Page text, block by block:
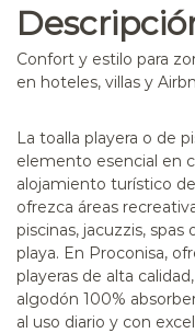
Confort y estilo para
en hoteles, villas y
La toalla playera o de
elemento esencial en
alojamiento turístico
ofrezca áreas
piscinas, jacuzzis, spas
playa. En Proconisa,
playeras de alta
algodón 100%
al uso diario y con